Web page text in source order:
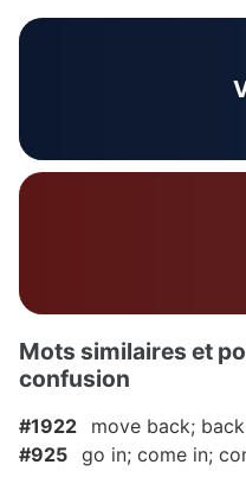
Mots similaires et
confusion
#1922
move back;
#925 go in; come in;